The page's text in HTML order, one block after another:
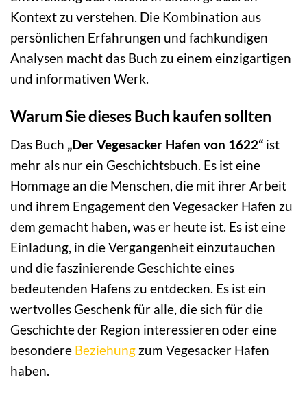
Kontext zu verstehen. Die Kombination aus
persönlichen Erfahrungen und fachkundigen
Analysen macht das Buch zu einem einzigartigen
und informativen Werk.
Warum Sie dieses Buch kaufen sollten
Das Buch „Der Vegesacker Hafen von 1622“ ist
mehr als nur ein Geschichtsbuch. Es ist eine
Hommage an die Menschen, die mit ihrer Arbeit
und ihrem Engagement den Vegesacker Hafen zu
dem gemacht haben, was er heute ist. Es ist eine
Einladung, in die Vergangenheit einzutauchen
und die faszinierende Geschichte eines
bedeutenden Hafens zu entdecken. Es ist ein
wertvolles Geschenk für alle, die sich für die
Geschichte der Region interessieren oder eine
besondere Beziehung zum Vegesacker Hafen
haben.